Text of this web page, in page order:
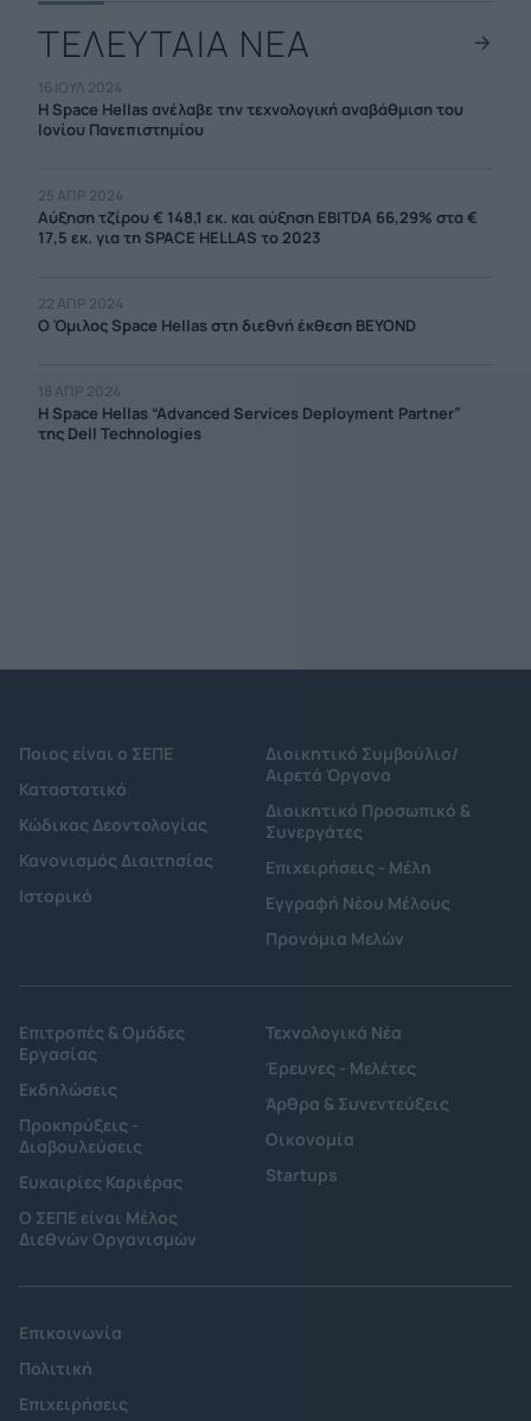
ΤΕΛΕΥΤΑΙΑ ΝΕΑ
16 ΙΟΥΛ 2024
Η Space Hellas ανέλαβε την τεχνολογική αναβάθμιση του
Ιονίου Πανεπιστημίου
25 ΑΠΡ 2024
Αύξηση τζίρου € 148,1 εκ. και αύξηση EBITDA 66,29% στα €
17,5 εκ. για τη SPACE HELLAS το 2023
22 ΑΠΡ 2024
O Όμιλος Space Hellas στη διεθνή έκθεση BEYOND
18 ΑΠΡ 2024
Η Space Hellas “Advanced Services Deployment Partner”
της Dell Technologies
Ποιος είναι ο ΣΕΠΕ
Καταστατικό
Κώδικας Δεοντολογίας
Κανονισμός Διαιτησίας
Ιστορικό
Διοικητικό Συμβούλιο/
Αιρετά Όργανα
Διοικητικό Προσωπικό &
Συνεργάτες
Επιχειρήσεις - Μέλη
Εγγραφή Νέου Μέλους
Προνόμια Μελών
Επιτροπές & Ομάδες
Εργασίας
Εκδηλώσεις
Προκηρύξεις -
Διαβουλεύσεις
Ευκαιρίες Καριέρας
Ο ΣΕΠΕ είναι Μέλος
Διεθνών Οργανισμών
Τεχνολογικά Νέα
Έρευνες - Μελέτες
Άρθρα & Συνεντεύξεις
Οικονομία
Startups
Επικοινωνία
Πολιτική
Επιχειρήσεις